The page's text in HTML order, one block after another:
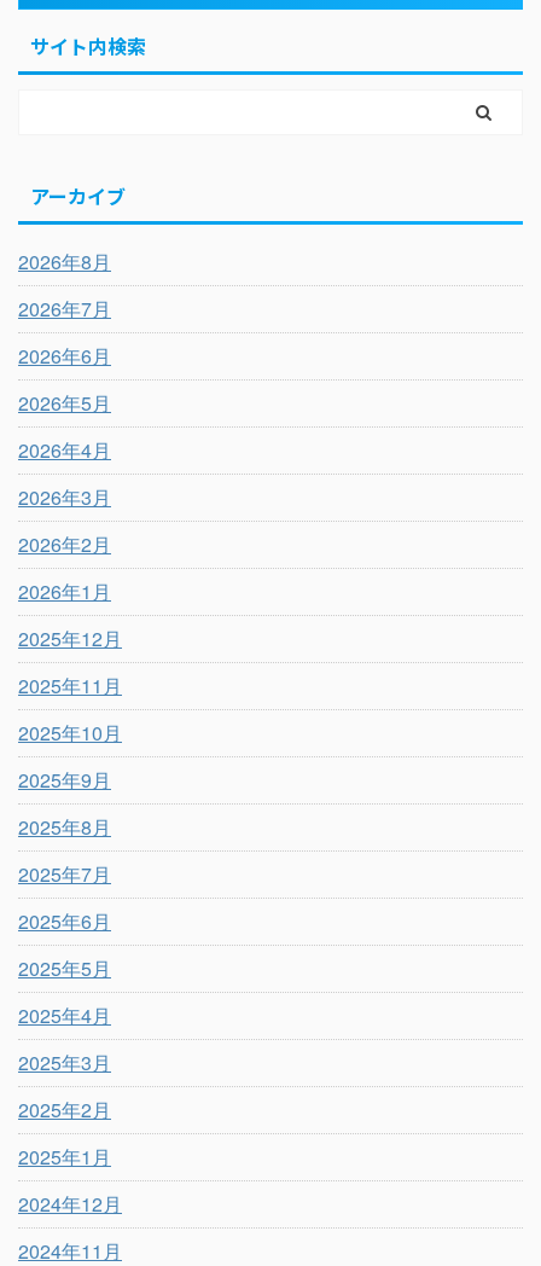
サイト内検索
アーカイブ
2026年8月
2026年7月
2026年6月
2026年5月
2026年4月
2026年3月
2026年2月
2026年1月
2025年12月
2025年11月
2025年10月
2025年9月
2025年8月
2025年7月
2025年6月
2025年5月
2025年4月
2025年3月
2025年2月
2025年1月
2024年12月
2024年11月